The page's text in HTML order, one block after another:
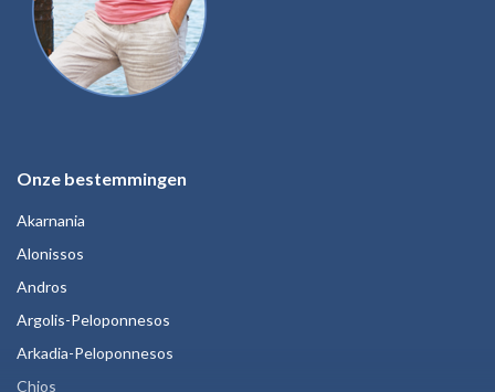
Onze bestemmingen
Akarnania
Alonissos
Andros
Argolis-Peloponnesos
Arkadia-Peloponnesos
Chios